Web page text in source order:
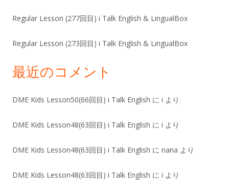
Regular Lesson (277回目) i Talk English & LingualBox
Regular Lesson (273回目) i Talk English & LingualBox
最近のコメント
DME Kids Lesson50(66回目) i Talk English に i より
DME Kids Lesson48(63回目) i Talk English に i より
DME Kids Lesson48(63回目) i Talk English に nana より
DME Kids Lesson48(63回目) i Talk English に i より